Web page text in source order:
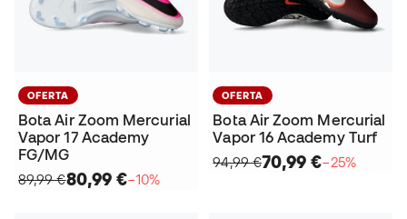
OFERTA
Bota Air Zoom Mercurial
Vapor 17 Academy
FG/MG
89,99 €80,99 €−10%
OFERTA
Bota Air Zoom Mercurial
Vapor 16 Academy Turf
94,99 €70,99 €−25%